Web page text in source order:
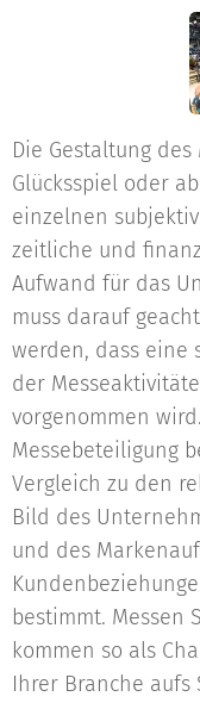
Die Gestaltung
Glücksspiel oder
einzelnen
zeitliche und
Aufwand für das
muss darauf
werden, dass eine
der
vorgenommen
Messebeteiligung
Vergleich zu den
Bild des
und des
bestimmt. Messen
kommen so als
Ihrer Branche aufs